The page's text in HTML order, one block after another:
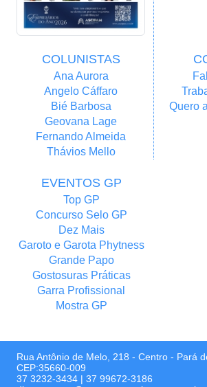
COLUNISTAS
Ana Aurora
Angelo Cáffaro
Bié Barbosa
Geovana Lage
Fernando Almeida
Thávios Mello
Quero
EVENTOS GP
Top GP
Concurso Selo GP
Dez Mais
Garoto e Garota Phytness
Grande Papo
Gostosuras Práticas
Garra Profissional
Mostra GP
Rua Antônio de Melo, 218 - Centro - Pará
CEP:35660-009
37 3232-3434 | 37 99672-3186